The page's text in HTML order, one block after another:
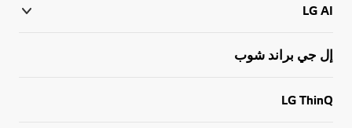
LG AI
إل جي براند شوب
LG ThinQ